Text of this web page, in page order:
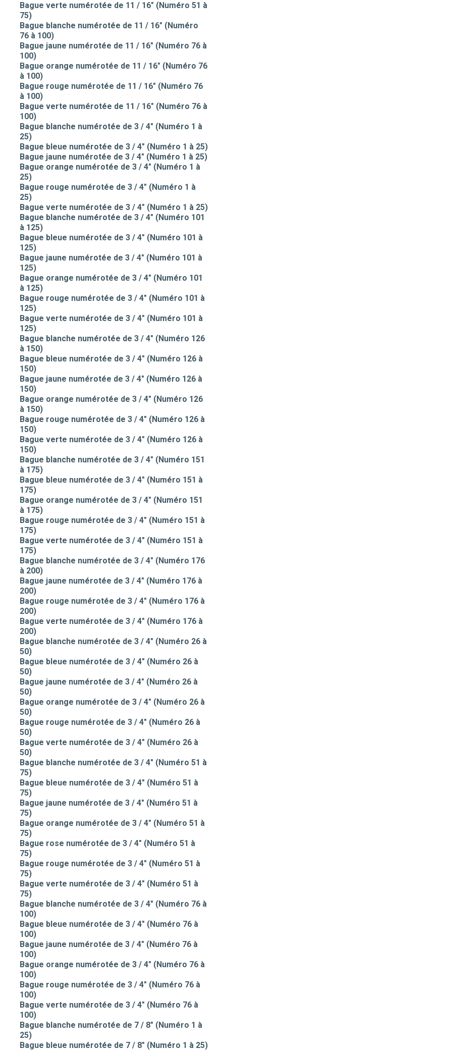
Bague verte numérotée de 11 / 16" (Numéro 51 à
75)
Bague blanche numérotée de 11 / 16" (Numéro
76 à 100)
Bague jaune numérotée de 11 / 16" (Numéro 76 à
100)
Bague orange numérotée de 11 / 16" (Numéro 76
à 100)
Bague rouge numérotée de 11 / 16" (Numéro 76
à 100)
Bague verte numérotée de 11 / 16" (Numéro 76 à
100)
Bague blanche numérotée de 3 / 4" (Numéro 1 à
25)
Bague bleue numérotée de 3 / 4" (Numéro 1 à 25)
Bague jaune numérotée de 3 / 4" (Numéro 1 à 25)
Bague orange numérotée de 3 / 4" (Numéro 1 à
25)
Bague rouge numérotée de 3 / 4" (Numéro 1 à
25)
Bague verte numérotée de 3 / 4" (Numéro 1 à 25)
Bague blanche numérotée de 3 / 4" (Numéro 101
à 125)
Bague bleue numérotée de 3 / 4" (Numéro 101 à
125)
Bague jaune numérotée de 3 / 4" (Numéro 101 à
125)
Bague orange numérotée de 3 / 4" (Numéro 101
à 125)
Bague rouge numérotée de 3 / 4" (Numéro 101 à
125)
Bague verte numérotée de 3 / 4" (Numéro 101 à
125)
Bague blanche numérotée de 3 / 4" (Numéro 126
à 150)
Bague bleue numérotée de 3 / 4" (Numéro 126 à
150)
Bague jaune numérotée de 3 / 4" (Numéro 126 à
150)
Bague orange numérotée de 3 / 4" (Numéro 126
à 150)
Bague rouge numérotée de 3 / 4" (Numéro 126 à
150)
Bague verte numérotée de 3 / 4" (Numéro 126 à
150)
Bague blanche numérotée de 3 / 4" (Numéro 151
à 175)
Bague bleue numérotée de 3 / 4" (Numéro 151 à
175)
Bague orange numérotée de 3 / 4" (Numéro 151
à 175)
Bague rouge numérotée de 3 / 4" (Numéro 151 à
175)
Bague verte numérotée de 3 / 4" (Numéro 151 à
175)
Bague blanche numérotée de 3 / 4" (Numéro 176
à 200)
Bague jaune numérotée de 3 / 4" (Numéro 176 à
200)
Bague rouge numérotée de 3 / 4" (Numéro 176 à
200)
Bague verte numérotée de 3 / 4" (Numéro 176 à
200)
Bague blanche numérotée de 3 / 4" (Numéro 26 à
50)
Bague bleue numérotée de 3 / 4" (Numéro 26 à
50)
Bague jaune numérotée de 3 / 4" (Numéro 26 à
50)
Bague orange numérotée de 3 / 4" (Numéro 26 à
50)
Bague rouge numérotée de 3 / 4" (Numéro 26 à
50)
Bague verte numérotée de 3 / 4" (Numéro 26 à
50)
Bague blanche numérotée de 3 / 4" (Numéro 51 à
75)
Bague bleue numérotée de 3 / 4" (Numéro 51 à
75)
Bague jaune numérotée de 3 / 4" (Numéro 51 à
75)
Bague orange numérotée de 3 / 4" (Numéro 51 à
75)
Bague rose numérotée de 3 / 4" (Numéro 51 à
75)
Bague rouge numérotée de 3 / 4" (Numéro 51 à
75)
Bague verte numérotée de 3 / 4" (Numéro 51 à
75)
Bague blanche numérotée de 3 / 4" (Numéro 76 à
100)
Bague bleue numérotée de 3 / 4" (Numéro 76 à
100)
Bague jaune numérotée de 3 / 4" (Numéro 76 à
100)
Bague orange numérotée de 3 / 4" (Numéro 76 à
100)
Bague rouge numérotée de 3 / 4" (Numéro 76 à
100)
Bague verte numérotée de 3 / 4" (Numéro 76 à
100)
Bague blanche numérotée de 7 / 8" (Numéro 1 à
25)
Bague bleue numérotée de 7 / 8" (Numéro 1 à 25)